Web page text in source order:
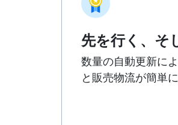
先を行く、そ
数量の自動更新に
と販売物流が簡単